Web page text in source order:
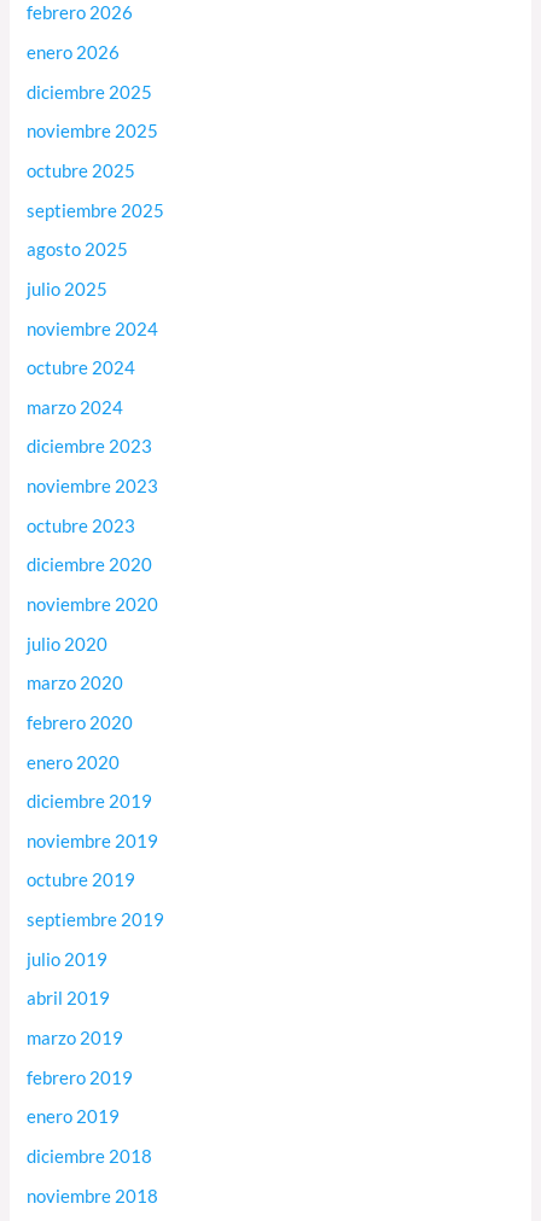
febrero 2026
enero 2026
diciembre 2025
noviembre 2025
octubre 2025
septiembre 2025
agosto 2025
julio 2025
noviembre 2024
octubre 2024
marzo 2024
diciembre 2023
noviembre 2023
octubre 2023
diciembre 2020
noviembre 2020
julio 2020
marzo 2020
febrero 2020
enero 2020
diciembre 2019
noviembre 2019
octubre 2019
septiembre 2019
julio 2019
abril 2019
marzo 2019
febrero 2019
enero 2019
diciembre 2018
noviembre 2018